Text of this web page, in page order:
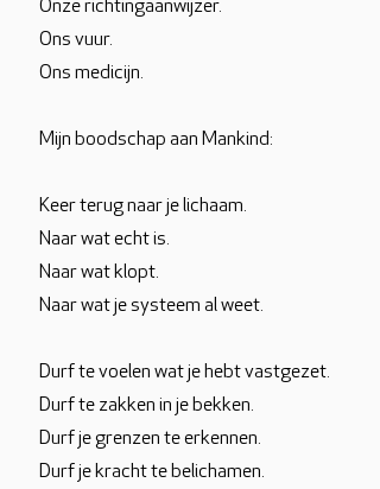
Onze richtingaanwijzer.
Ons vuur.
Ons medicijn.
Mijn boodschap aan Mankind:
Keer terug naar je lichaam.
Naar wat echt is.
Naar wat klopt.
Naar wat je systeem al weet.
Durf te voelen wat je hebt vastgezet.
Durf te zakken in je bekken.
Durf je grenzen te erkennen.
Durf je kracht te belichamen.